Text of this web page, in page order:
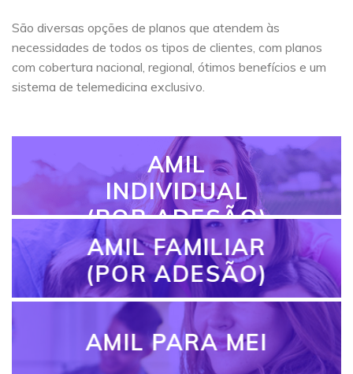
São diversas opções de planos que atendem às
necessidades de todos os tipos de clientes, com planos
com cobertura nacional, regional, ótimos benefícios e um
sistema de telemedicina exclusivo.
AMIL
INDIVIDUAL
(POR ADESÃO)
AMIL FAMILIAR
(POR ADESÃO)
AMIL PARA MEI